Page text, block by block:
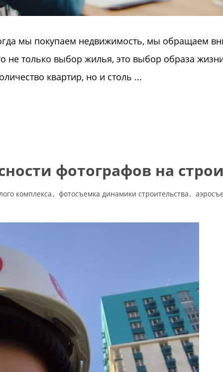
мы покупаем недвижимость, мы обращаем
не только выбор жилья, это выбор образа
квартир, но и столь ...
фотографов на
комплекса фотосъемка динамики строительства